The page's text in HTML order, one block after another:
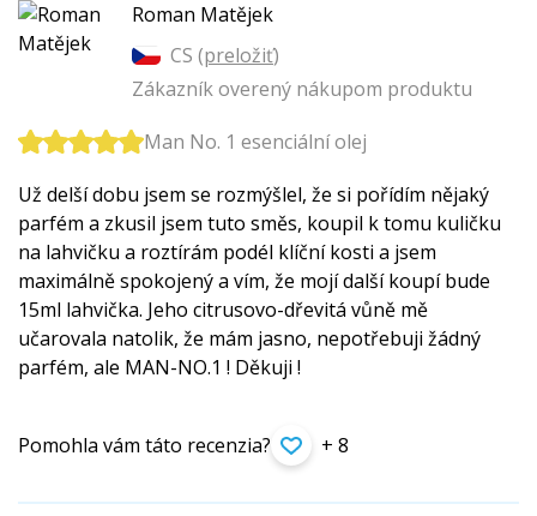
Roman Matějek
CS (preložiť)
Zákazník overený nákupom produktu
Man No. 1 esenciální olej
Už delší dobu jsem se rozmýšlel, že si pořídím nějaký
parfém a zkusil jsem tuto směs, koupil k tomu kuličku
na lahvičku a roztírám podél klíční kosti a jsem
maximálně spokojený a vím, že mojí další koupí bude
15ml lahvička. Jeho citrusovo-dřevitá vůně mě
učarovala natolik, že mám jasno, nepotřebuji žádný
parfém, ale MAN-NO.1 ! Děkuji !
Pomohla vám táto recenzia? + 8